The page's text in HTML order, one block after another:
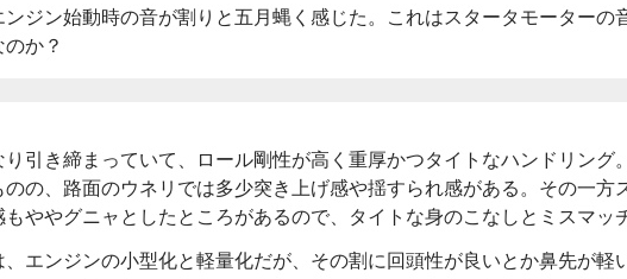
ジン始動時の音が割りと五月蝿く感じた。これはスタータモーターの
か？
引き締まっていて、ロール剛性が高く重厚かつタイトなハンドリング
の、路面のウネリでは多少突き上げ感や揺すられ感がある。その一方
ややグニャとしたところがあるので、タイトな身のこなしとミスマッチ
エンジンの小型化と軽量化だが、その割に回頭性が良いとか鼻先が軽